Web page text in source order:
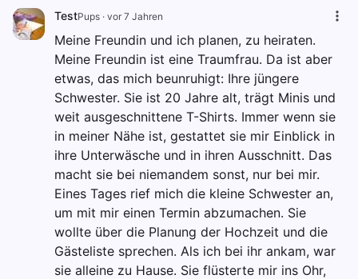
TestPups · vor 7 Jahren
Meine Freundin und ich planen, zu heiraten.
Meine Freundin ist eine Traumfrau. Da ist aber
etwas, das mich beunruhigt: Ihre jüngere
Schwester. Sie ist 20 Jahre alt, trägt Minis und
weit ausgeschnittene T-Shirts. Immer wenn sie
in meiner Nähe ist, gestattet sie mir Einblick in
ihre Unterwäsche und in ihren Ausschnitt. Das
macht sie bei niemandem sonst, nur bei mir.
Eines Tages rief mich die kleine Schwester an,
um mit mir einen Termin abzumachen. Sie
wollte über die Planung der Hochzeit und die
Gästeliste sprechen. Als ich bei ihr ankam, war
sie alleine zu Hause. Sie flüsterte mir ins Ohr,